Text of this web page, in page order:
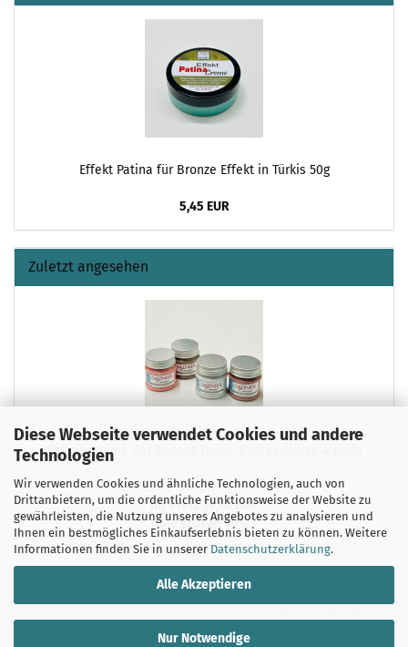
Diese Webseite verwendet Cookies und andere
Technologien
Wir verwenden Cookies und ähnliche Technologien, auch von
Drittanbietern, um die ordentliche Funktionsweise der Website zu
gewährleisten, die Nutzung unseres Angebotes zu analysieren und
Ihnen ein bestmögliches Einkaufserlebnis bieten zu können. Weitere
Informationen finden Sie in unserer Datenschutzerklärung.
Alle Akzeptieren
Nur Notwendige
Effekt Patina für Bronze Effekt in Türkis 50g
5,45 EUR
Zuletzt angesehen
Satiniercreme Set Apricot-Taupe-Kupfer-Silber, 4-teilig
Unser Normalpreis 21,80 EUR
Ihr Preis 19,62 EUR
Sie sparen 10%
Impressum Kontakt
Versand- & Zahlungsbedingungen
Widerrufsrecht & Muster-Widerrufsformular